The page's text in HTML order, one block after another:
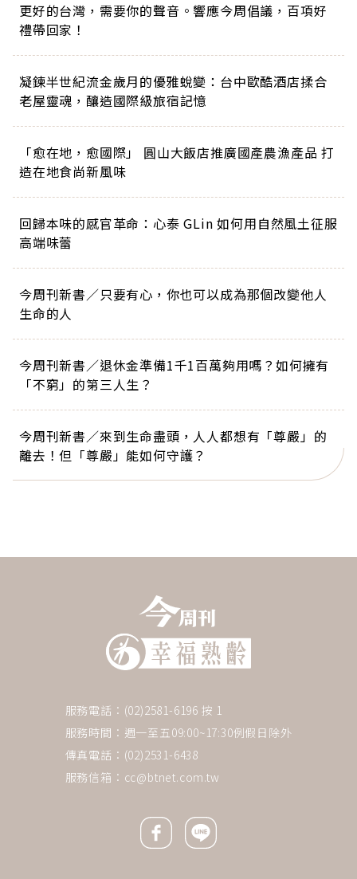
更好的台灣，需要你的聲音。響應今周倡議，百項好
禮帶回家！
凝鍊半世紀流金歲月的優雅蛻變：台中歐酷酒店揉合
老屋靈魂，釀造國際級旅宿記憶
「愈在地，愈國際」 圓山大飯店推廣國產農漁產品 打
造在地食尚新風味
回歸本味的感官革命：心泰 GLin 如何用自然風土征服
高端味蕾
今周刊新書／只要有心，你也可以成為那個改變他人
生命的人
今周刊新書／退休金準備1千1百萬夠用嗎？如何擁有
「不窮」的第三人生？
今周刊新書／來到生命盡頭，人人都想有「尊嚴」的
離去！但「尊嚴」能如何守護？
服務電話：(02)2581-6196 按 1
服務時間：週一至五09:00~17:30例假日除外
傳真電話：(02)2531-6438
服務信箱： cc@btnet.com.tw
Facebook icon
Line icon